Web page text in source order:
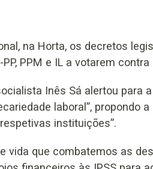
na Horta, os decretos
PPM e IL a votarem
Inês Sá alertou para
laboral”, propondo
instituições”.
vida que combatemos as